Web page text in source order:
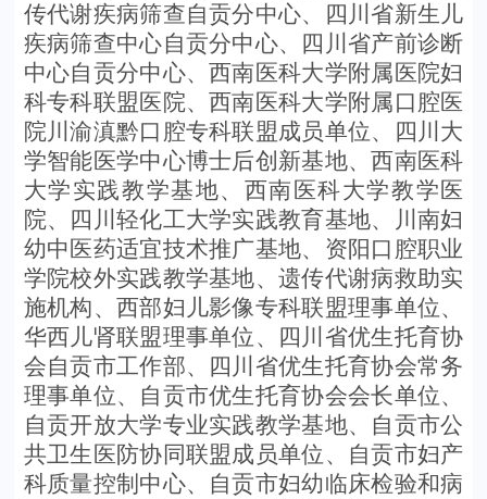
传代谢疾病筛查自贡分中心、 四川省新生儿
疾病筛查中心自贡分中心、四川省产前诊断
中心自贡分中心、西南医科大学附属医院妇
科专科联盟医院、西南医科大学附属口腔医
院川渝滇黔口腔专科联盟成员单位、
四川大
学智能医学中心博士后创新基地、西南医科
大学实践教学基地、西南医科大学教学医
院、 四川轻化工大学实践教育基地、川南妇
幼中医药适宜技术推广基地、 资阳口腔职业
学院校外实践教学基地、遗传代谢病救助实
施机构、西部妇儿影像专科联盟理事单位、
华西儿肾联盟理事单位、四川省优生托育协
会自贡市工作部、四川省优生托育协会常务
理事单位、自贡市优生托育协会会长单位、
自贡开放大学专业实践教学基地、自贡市公
共卫生医防协同联盟成员单位、
自贡市妇产
科质量控制中心、自贡市妇幼临床检验和病